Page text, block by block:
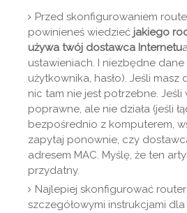
Przed skonfigurowaniem
powinieneś wiedzieć jakiego
używa twój dostawca Internetu
ustawieniach. I niezbędne
użytkownika, hasło). Jeśli masz
nic tam nie jest potrzebne. Jeśli
poprawne, ale nie działa (jeśli
bezpośrednio z komputerem,
zapytaj ponownie, czy
adresem MAC. Myślę, że ten
przydatny.
Najlepiej skonfigurować
szczegółowymi instrukcjami